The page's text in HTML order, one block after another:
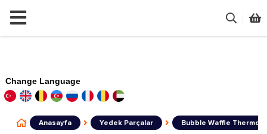
Change Language
Anasayfa Yedek Parçalar Bubble Waffle